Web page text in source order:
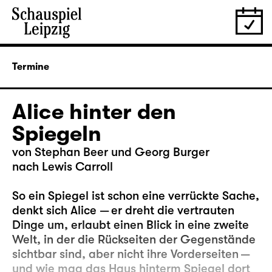
Termine
Alice hinter den
Spiegeln
von Stephan Beer und Georg Burger
nach Lewis Carroll
So ein Spiegel ist schon eine verrückte Sache,
denkt sich Alice — er dreht die vertrauten
Dinge um, erlaubt einen Blick in eine zweite
Welt, in der die Rückseiten der Gegenstände
sichtbar sind, aber nicht ihre Vorderseiten —
und wie mag das Haus hinterm Spiegel dort